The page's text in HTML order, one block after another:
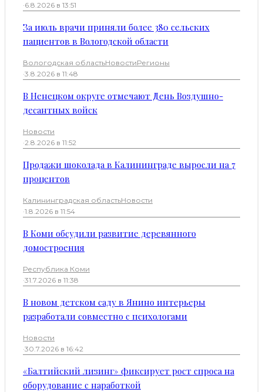
·6.8.2026 в 13:51
За июль врачи приняли более 380 сельских
пациентов в Вологодской области
Вологодская областьНовостиРегионы
·3.8.2026 в 11:48
В Ненецком округе отмечают День Воздушно-
десантных войск
Новости
·2.8.2026 в 11:52
Продажи шоколада в Калининграде выросли на 7
процентов
Калининградская областьНовости
·1.8.2026 в 11:54
В Коми обсудили развитие деревянного
домостроения
Республика Коми
·31.7.2026 в 11:38
В новом детском саду в Янино интерьеры
разработали совместно с психологами
Новости
·30.7.2026 в 16:42
«Балтийский лизинг» фиксирует рост спроса на
оборудование с наработкой